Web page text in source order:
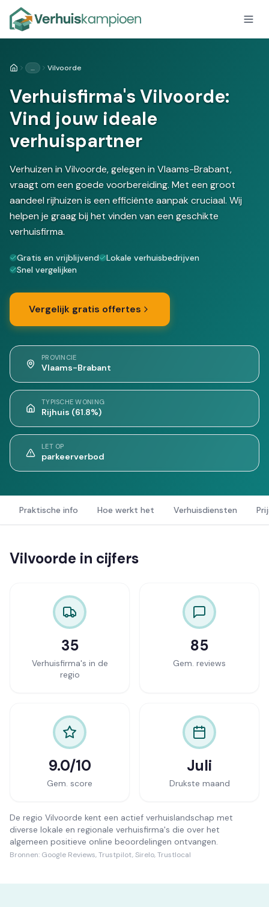
Home… Vilvoorde
Verhuisfirma's Vilvoorde:
Vind jouw ideale
verhuispartner
Verhuizen in Vilvoorde, gelegen in Vlaams-Brabant,
vraagt om een goede voorbereiding. Met een groot
aandeel rijhuizen is een efficiënte aanpak cruciaal. Wij
helpen je graag bij het vinden van een geschikte
verhuisfirma.
Gratis en vrijblijvend
Lokale verhuisbedrijven
Snel vergelijken
Vergelijk gratis offertes
PROVINCIE
Vlaams-Brabant
TYPISCHE WONING
Rijhuis (61.8%)
LET OP
parkeerverbod
Praktische info Hoe werkt het Verhuisdiensten
Vilvoorde in cijfers
35
Verhuisfirma's in de
regio
85
Gem. reviews
9.0/10
Gem. score
Juli
Drukste maand
De regio Vilvoorde kent een actief verhuislandschap met
diverse lokale en regionale verhuisfirma's die over het
algemeen positieve online beoordelingen ontvangen.
Bronnen: Google Reviews, Trustpilot, Sirelo, Trustlocal